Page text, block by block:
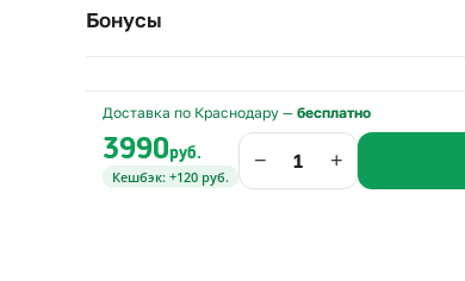
Бонусы
Доставка по Краснодару — бесплатно
3990руб.
Кешбэк: +120 руб.
− +